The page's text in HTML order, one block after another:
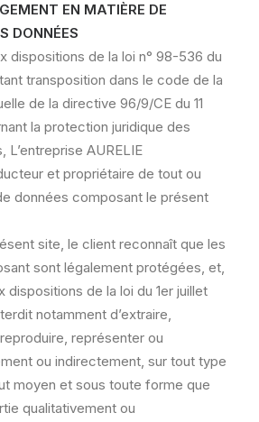
EN MATIÈRE DE
DONNÉES
dispositions de la loi n° 98-536 du
transposition dans le code de la
de la directive 96/9/CE du 11
la protection juridique des
L’entreprise AURELIE
et propriétaire de tout ou
données composant le présent
site, le client reconnaît que les
sont légalement protégées, et,
dispositions de la loi du 1er juillet
notamment d’extraire,
représenter ou
ou indirectement, sur tout type
moyen et sous toute forme que
qualitativement ou